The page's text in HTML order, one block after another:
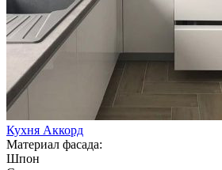
Кухня Аккорд
Материал фасада:
Шпон